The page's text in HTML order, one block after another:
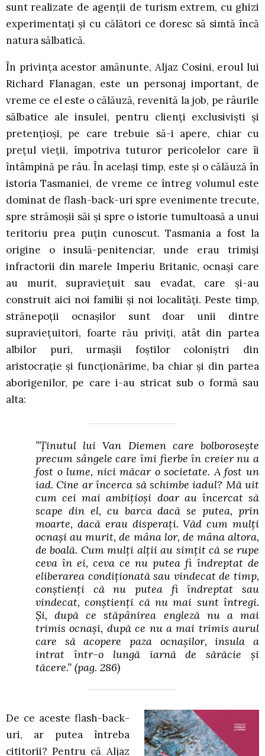
sunt realizate de agenții de turism extrem, cu ghizi
experimentați și cu călători ce doresc să simtă încă
natura sălbatică.
În privința acestor amănunte, Aljaz Cosini, eroul lui
Richard Flanagan, este un personaj important, de
vreme ce el este o călăuză, revenită la job, pe râurile
sălbatice ale insulei, pentru clienți exclusiviști și
pretențioși, pe care trebuie să-i apere, chiar cu
prețul vieții, împotriva tuturor pericolelor care îi
întâmpină pe râu. În același timp, este și o călăuză în
istoria Tasmaniei, de vreme ce întreg volumul este
dominat de flash-back-uri spre evenimente trecute,
spre strămoșii săi și spre o istorie tumultoasă a unui
teritoriu prea puțin cunoscut. Tasmania a fost la
origine o insulă-penitenciar, unde erau trimiși
infractorii din marele Imperiu Britanic, ocnași care
au murit, supraviețuit sau evadat, care și-au
construit aici noi familii și noi localități. Peste timp,
strănepoții ocnașilor sunt doar unii dintre
supraviețuitori, foarte rău priviți, atât din partea
albilor puri, urmașii foștilor coloniștri din
aristocrație și funcționărime, ba chiar și din partea
aborigenilor, pe care i-au stricat sub o formă sau
alta:
”Ținutul lui Van Diemen care bolborosește
precum sângele care îmi fierbe în creier nu a
fost o lume, nici măcar o societate. A fost un
iad. Cine ar încerca să schimbe iadul? Mă uit
cum cei mai ambițioși doar au încercat să
scape din el, cu barca dacă se putea, prin
moarte, dacă erau disperați. Văd cum mulți
ocnași au murit, de mâna lor, de mâna altora,
de boală. Cum mulți alții au simțit că se rupe
ceva în ei, ceva ce nu putea fi îndreptat de
eliberarea condiționată sau vindecat de timp,
conștienți că nu putea fi îndreptat sau
vindecat, conștienți că nu mai sunt întregi.
Și, după ce stăpânirea engleză nu a mai
trimis ocnași, după ce nu a mai trimis aurul
care să acopere paza ocnașilor, insula a
intrat într-o lungă iarnă de sărăcie și
tăcere.” (pag. 286)
De ce aceste flash-back-
uri, ar putea întreba
cititorii? Pentru că Aljaz